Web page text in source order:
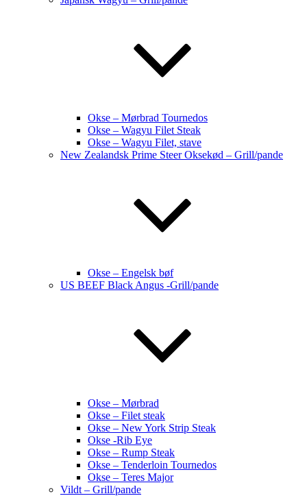
Okse – Mørbrad Tournedos
Okse – Wagyu Filet Steak
Okse – Wagyu Filet, stave
New Zealandsk Prime Steer Oksekød – Grill/pande
Okse – Engelsk bøf
US BEEF Black Angus -Grill/pande
Okse – Mørbrad
Okse – Filet steak
Okse – New York Strip Steak
Okse -Rib Eye
Okse – Rump Steak
Okse – Tenderloin Tournedos
Okse – Teres Major
Vildt – Grill/pande